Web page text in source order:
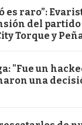
es raro”:
del
Torque y
"Fue un
una